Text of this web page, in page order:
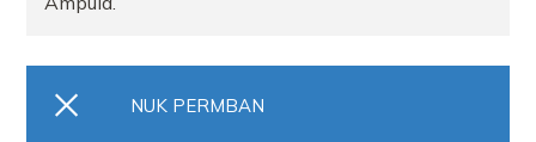
NUK PERMBAN